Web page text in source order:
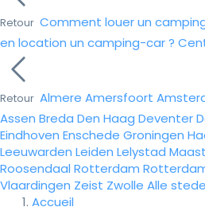
Retour Comment louer un
en location un camping-car ?
Retour Almere Amersfoort
Assen Breda Den Haag Deventer
Eindhoven Enschede Groningen
Leeuwarden Leiden Lelystad
Roosendaal Rotterdam
Vlaardingen Zeist Zwolle Alle
Accueil